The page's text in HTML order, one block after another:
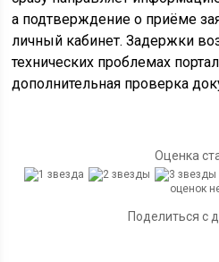
а подтверждение о приёме
личный кабинет. Задержки
технических проблемах
дополнительная проверка
Оценка
оценок
Поделиться с